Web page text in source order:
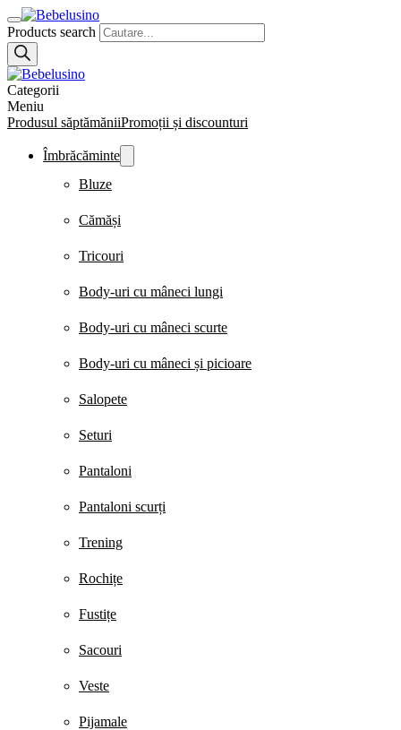
Products search
Categorii
Meniu
Produsul săptămăniiPromoții și discounturi
Îmbrăcăminte
Bluze
Cămăși
Tricouri
Body-uri cu mâneci lungi
Body-uri cu mâneci scurte
Body-uri cu mâneci și picioare
Salopete
Seturi
Pantaloni
Pantaloni scurți
Trening
Rochițe
Fustițe
Sacouri
Veste
Pijamale